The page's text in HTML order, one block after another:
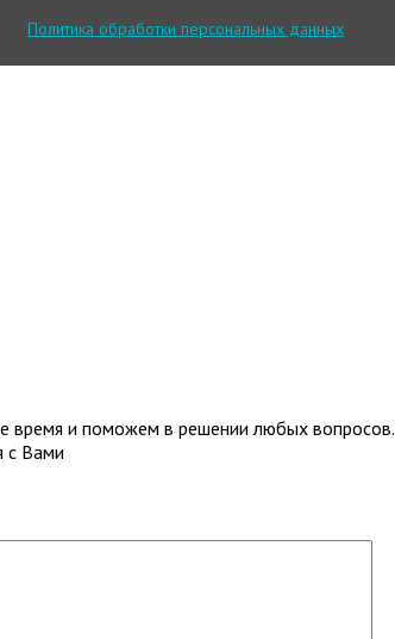
Политика обработки персональных данных
время и поможем в решении любых вопросов.
с Вами